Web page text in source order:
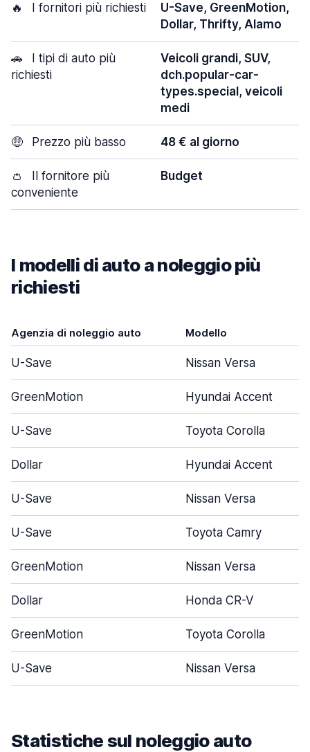
🔥 I fornitori più richiesti
U-Save, GreenMotion,
Dollar, Thrifty, Alamo
🚗
I tipi di auto più
richiesti
Veicoli grandi, SUV,
dch.popular-car-
types.special, veicoli
medi
🤑 Prezzo più basso 48 € al giorno
👛
Il fornitore più
conveniente
Budget
I modelli di auto a noleggio più
richiesti
Agenzia di noleggio auto Modello
U-Save Nissan Versa
GreenMotion Hyundai Accent
U-Save Toyota Corolla
Dollar Hyundai Accent
U-Save Nissan Versa
U-Save Toyota Camry
GreenMotion Nissan Versa
Dollar Honda CR-V
GreenMotion Toyota Corolla
U-Save Nissan Versa
Statistiche sul noleggio auto